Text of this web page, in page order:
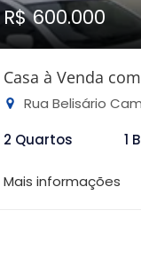
R$ 600.000
Casa à Venda
Rua Belisário
2 Quartos
1
Mais informações